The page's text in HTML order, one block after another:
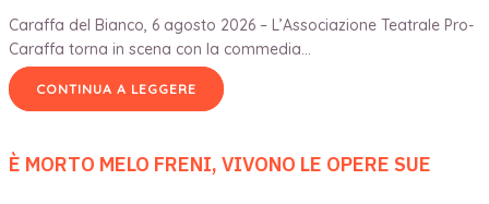
Caraffa del Bianco, 6 agosto 2026 – L’Associazione Teatrale Pro-
Caraffa torna in scena con la commedia…
CONTINUA A LEGGERE
È MORTO MELO FRENI, VIVONO LE OPERE SUE